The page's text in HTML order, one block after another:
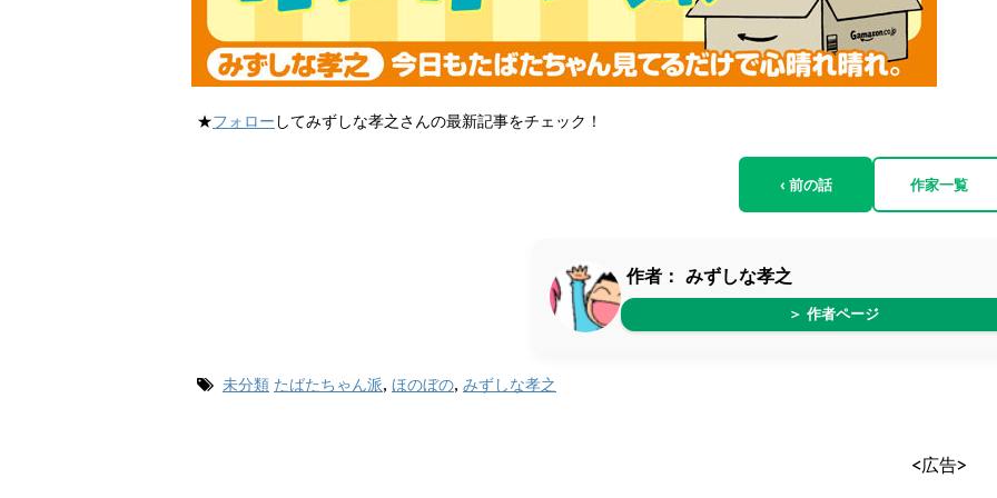
★フォロー してみずしな孝之さんの最新記事をチェック！
‹ 前の話 作家一覧
作者： みずしな孝之
＞ 作者ページ
未分類 たばたちゃん派, ほのぼの, みずしな孝之
<広告>